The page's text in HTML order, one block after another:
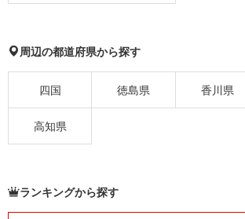
周辺の都道府県から探す
四国 徳島県 香川県
高知県
ランキングから探す